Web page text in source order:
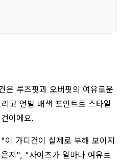
은 루즈핏과 오버핏의 여유로운
고 언발 배색 포인트로 스타일
이에요.
가디건이 실제로 부해 보이지
지", "사이즈가 얼마나 여유로